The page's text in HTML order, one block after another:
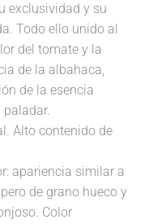
exclusividad y su
Todo ello unido al
del tomate y la
de la albahaca,
de la esencia
paladar.
Alto contenido de
apariencia similar a
de grano hueco y
Color